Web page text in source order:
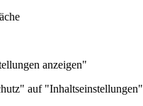
anzeigen"
auf "Inhaltseinstellungen"